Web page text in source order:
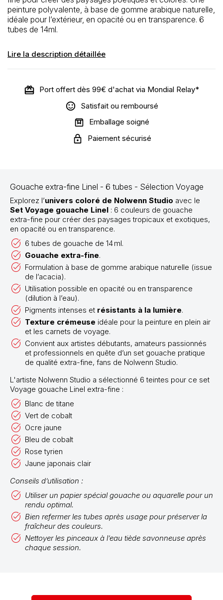
peinture polyvalente, à base de gomme arabique naturelle,
idéale pour l’extérieur, en opacité ou en transparence. 6
tubes de 14ml.
Lire la description détaillée
Port offert dès 99€ d'achat via Mondial Relay*
Satisfait ou remboursé
Emballage soigné
Paiement sécurisé
Gouache extra-fine Linel - 6 tubes - Sélection Voyage
Explorez l’univers coloré de Nolwenn Studio avec le
Set Voyage gouache Linel : 6 couleurs de gouache
extra-fine pour créer des paysages tropicaux et exotiques,
en opacité ou en transparence.
6 tubes de gouache de 14 ml.
Gouache extra-fine.
Formulation à base de gomme arabique naturelle (issue
de l’acacia).
Utilisation possible en opacité ou en transparence
(dilution à l’eau).
Pigments intenses et résistants à la lumière.
Texture crémeuse idéale pour la peinture en plein air
et les carnets de voyage.
Convient aux artistes débutants, amateurs passionnés
et professionnels en quête d’un set gouache pratique
de qualité extra-fine, fans de Nolwenn Studio.
L'artiste Nolwenn Studio a sélectionné 6 teintes pour ce set
Voyage gouache Linel extra-fine :
Blanc de titane
Vert de cobalt
Ocre jaune
Bleu de cobalt
Rose tyrien
Jaune japonais clair
Conseils d’utilisation :
Utiliser un papier spécial gouache ou aquarelle pour un
rendu optimal.
Bien refermer les tubes après usage pour préserver la
fraîcheur des couleurs.
Nettoyer les pinceaux à l’eau tiède savonneuse après
chaque session.